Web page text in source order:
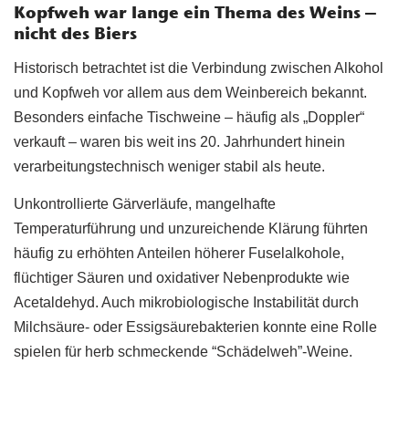
Kopfweh war lange ein Thema des Weins –
nicht des Biers
Historisch betrachtet ist die Verbindung zwischen Alkohol
und Kopfweh vor allem aus dem Weinbereich bekannt.
Besonders einfache Tischweine – häufig als „Doppler“
verkauft – waren bis weit ins 20. Jahrhundert hinein
verarbeitungstechnisch weniger stabil als heute.
Unkontrollierte Gärverläufe, mangelhafte
Temperaturführung und unzureichende Klärung führten
häufig zu erhöhten Anteilen höherer Fuselalkohole,
flüchtiger Säuren und oxidativer Nebenprodukte wie
Acetaldehyd. Auch mikrobiologische Instabilität durch
Milchsäure- oder Essigsäurebakterien konnte eine Rolle
spielen für herb schmeckende “Schädelweh”-Weine.